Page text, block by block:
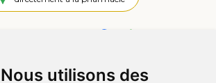
Nous utilisons des
Informations